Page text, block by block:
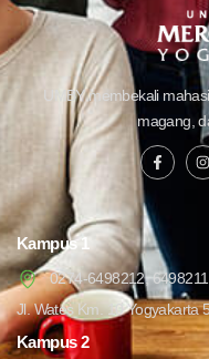
UMBY membekali
magang,
Kampus 1
0274-6498212, 6498211
Jl. Wates Km. 10 Yogyakarta
Kampus 2